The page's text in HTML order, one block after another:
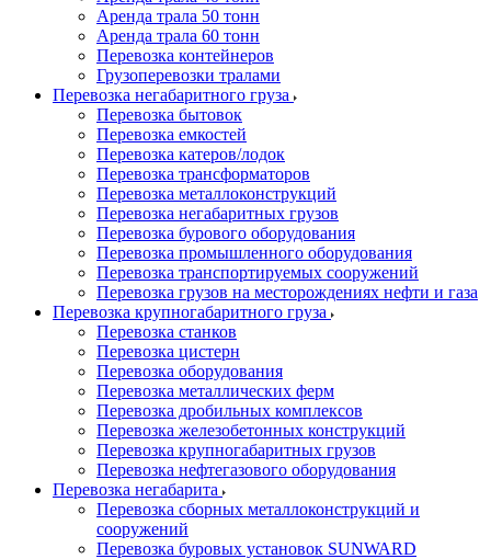
Аренда трала 50 тонн
Аренда трала 60 тонн
Перевозка контейнеров
Грузоперевозки тралами
Перевозка негабаритного груза
Перевозка бытовок
Перевозка емкостей
Перевозка катеров/лодок
Перевозка трансформаторов
Перевозка металлоконструкций
Перевозка негабаритных грузов
Перевозка бурового оборудования
Перевозка промышленного оборудования
Перевозка транспортируемых сооружений
Перевозка грузов на месторождениях нефти и газа
Перевозка крупногабаритного груза
Перевозка станков
Перевозка цистерн
Перевозка оборудования
Перевозка металлических ферм
Перевозка дробильных комплексов
Перевозка железобетонных конструкций
Перевозка крупногабаритных грузов
Перевозка нефтегазового оборудования
Перевозка негабарита
Перевозка сборных металлоконструкций и
сооружений
Перевозка буровых установок SUNWARD